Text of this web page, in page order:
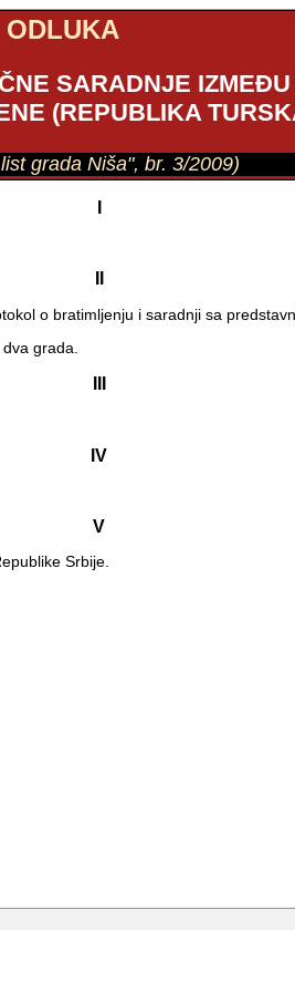
ODLUKA
SARADNJE
(REPUBLIKA
grada Niša", br. 3/2009)
o bratimljenju i saradnji sa
grada.
IV
V
Srbije.